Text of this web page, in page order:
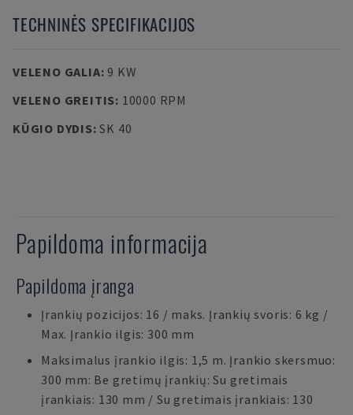
TECHNINĖS SPECIFIKACIJOS
VELENO GALIA: 9 KW
VELENO GREITIS: 10000 RPM
KŪGIO DYDIS:SK 40
Papildoma informacija
Papildoma įranga
Įrankių pozicijos: 16 / maks. Įrankių svoris: 6 kg /
Max. Įrankio ilgis: 300 mm
Maksimalus įrankio ilgis: 1,5 m. Įrankio skersmuo:
300 mm: Be gretimų įrankių: Su gretimais
įrankiais: 130 mm / Su gretimais įrankiais: 130